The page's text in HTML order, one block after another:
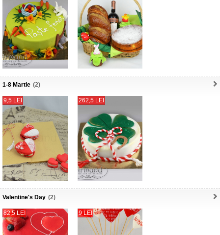
1-8 Martie (2)
9,5 LEI 262,5 LEI
Valentine's Day (2)
82,5 LEI 9 LEI